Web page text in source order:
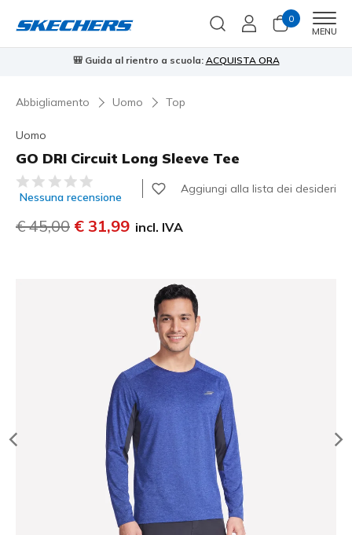
0
MENU
Skechers VIP:reso gratuito entro 45 giorni per i memberi
Abbigliamento Uomo Top
Uomo
GO DRI Circuit Long Sleeve Tee
Valutazione cliente 3,6 su 5
Nessuna recensione
Aggiungi alla lista dei desideri
Prezzo ridotto da
€ 45,00 per
€ 31,99 incl. IVA